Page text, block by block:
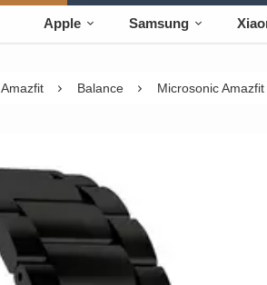
Apple Samsung
Amazfit Balance Microsonic